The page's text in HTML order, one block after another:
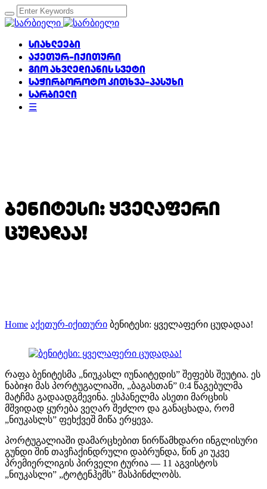
სიახლეები
აქეთურ-იქითური
გიო ახვლედიანის სვეტი
საჭირბოროტო კითხვა-პასუხი
სარბიელი
☰
ბენიტესი: ყველაფერი
ცუდადაა!
Home აქეთურ-იქითური ბენიტესი: ყველაფერი ცუდადაა!
რაფა ბენიტესმა „ნიუკასლ იუნაიტედის” შეფებს შეუტია. ეს
ნაბიჯი მას პორტუგალიაში, „ბაგასთან” 0:4 წაგებულმა
მატჩმა გადაადგმევინა. ესპანელმა ასეთი მარცხის
მშვიდად ყურება ვეღარ შეძლო და განაცხადა, რომ
„ნიუკასლს” ფეხქვეშ მიწა ერყევა.
პორტუგალიაში დამარცხებით ნირწამხდარი ინგლისური
გუნდი შინ თავჩაქინდრული დაბრუნდა, წინ კი უკვე
პრემიერლიგის პირველი ტურია — 11 აგვისტოს
„ნიუკასლი” „ტოტენჰემს” მასპინძლობს.